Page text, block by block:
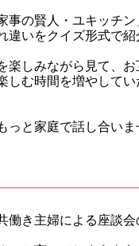
事の賢人・ユキッチ
違いをクイズ形式で紹
楽しみながら見て、
しむ時間を増やして
っと家庭で話し合いま
働き主婦による座談